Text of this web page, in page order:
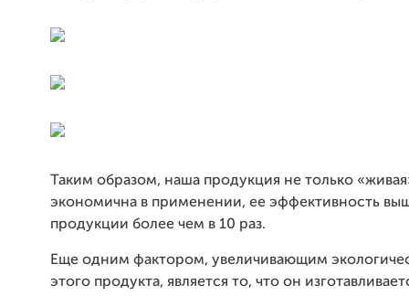
Таким образом, наша продукция не только
экономична в применении, ее эффективность
продукции более чем в 10 раз.
Еще одним фактором, увеличивающим
этого продукта, является то, что он